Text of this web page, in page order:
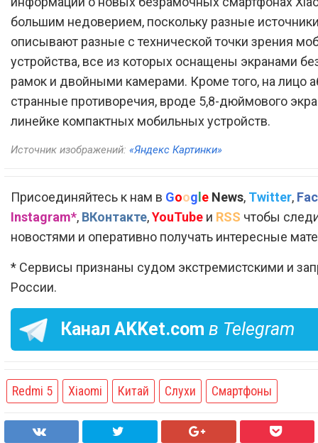
большим недоверием, поскольку разные
описывают разные с технической точки зрения
устройства, все из которых оснащены экранами
рамок и двойными камерами. Кроме того, на лицо
странные противоречия, вроде 5,8-дюймового
линейке компактных мобильных устройств.
Источник изображений: «Яндекс Картинки»
Присоединяйтесь к нам в Goog e News, Twitter,
Instagram*, ВКонтакте,YouTube и RSS чтобы
новостями и оперативно получать интересные
* Сервисы признаны судом экстремистскими и
России.
Канал AKKet.com в Telegram
Redmi 5 Xiaomi Китай Слухи Смартфоны